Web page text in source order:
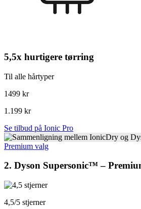
5,5x hurtigere tørring
Til alle hårtyper
1499 kr
1.199 kr
Se tilbud på Ionic Pro
Premium valg
2. Dyson Supersonic™ –
4,5/5 stjerner